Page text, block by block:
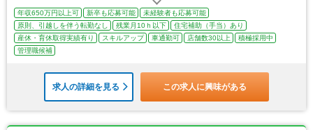
年収650万円以上可 新卒も応募可能
未経験者も応募可能
原則、引越しを伴う転勤なし
残業月10ｈ以下
住宅補助（手当）あり
産休・育休取得実績有り
スキルアップ 車通勤可 店舗数30以上
積極採用中
管理職候補
求人の詳細を見る この求人に興味がある